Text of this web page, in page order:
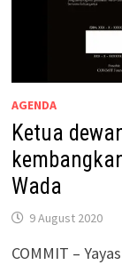
AGENDA
Ketua
Wada
9 August 2020
COMMIT –